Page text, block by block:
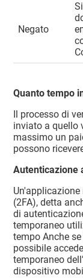
Negato
Quanto tempo
Il processo di
inviato a quello
massimo un
possono
Autenticazione
(2FA), detta
di
temporaneo
tempo Anche
possibile
temporaneo
dispositivo